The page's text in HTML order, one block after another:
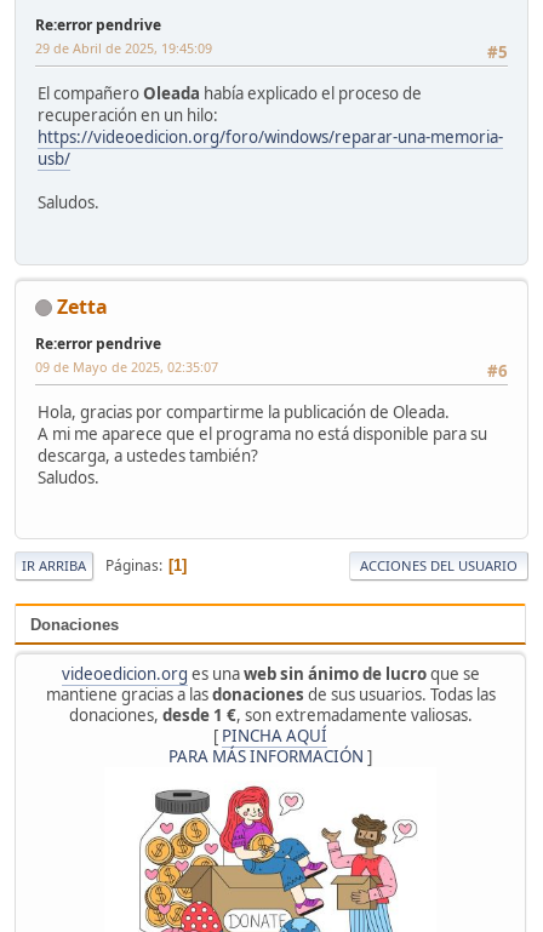
Donaciones
videoedicion.org es unaweb sin ánimo de lucroque se
mantiene gracias a lasdonaciones de sus usuarios. Todas las
donaciones, desde 1 €, son extremadamente valiosas.
[ PINCHA AQUÍ
PARA MÁS INFORMACIÓN ]
Re:error pendrive
#5
29 de Abril de 2025, 19:45:09
El compañeroOleada había explicado el proceso de
recuperación en un hilo:
https://videoedicion.org/foro/windows/reparar-una-memoria-
usb/
Saludos.
Zetta
Re:error pendrive
#6
09 de Mayo de 2025, 02:35:07
Hola, gracias por compartirme la publicación de Oleada.
A mi me aparece que el programa no está disponible para su
descarga, a ustedes también?
Saludos.
IR ARRIBA Páginas 1 ACCIONES DEL USUARIO